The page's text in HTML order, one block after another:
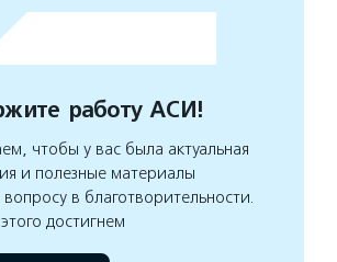
работу АСИ!
чтобы у вас была актуальная
и полезные материалы
в благотворительности.
достигнем